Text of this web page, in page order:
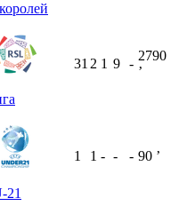
31 2 1 9 -
2790
ʼ
21
1 1 - - - 90 ʼ